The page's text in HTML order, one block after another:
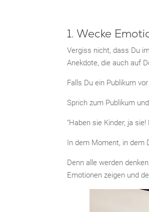
1. Wecke
Vergiss nicht, dass Du
Anekdote, die auch auf
Falls Du ein Publikum
Sprich zum Publikum
“Haben sie Kinder, ja
In dem Moment, in dem
Denn alle werden
Emotionen zeigen und